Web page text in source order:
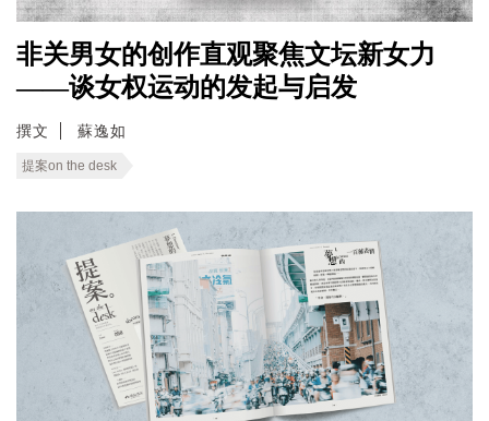
非关男女的创作直观聚焦文坛新女力
——谈女权运动的发起与启发
撰文 蘇逸如
提案on the desk